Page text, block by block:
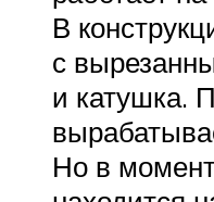
В
с
и катушка.
Но в